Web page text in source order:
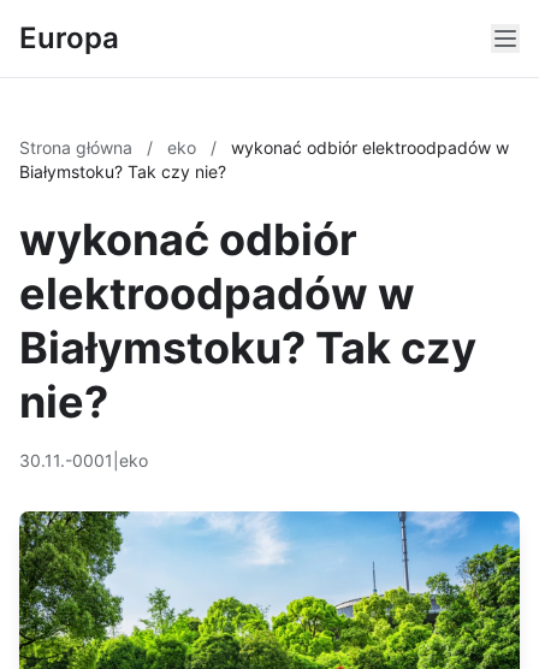
Europa
Strona główna / eko /
wykonać odbiór elektroodpadów w
Białymstoku? Tak czy nie?
wykonać odbiór
elektroodpadów w
Białymstoku? Tak czy
nie?
30.11.-0001 eko